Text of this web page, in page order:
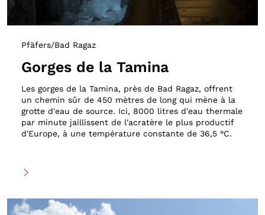
Pfäfers/Bad Ragaz
Gorges de la Tamina
Les gorges de la Tamina, près de Bad Ragaz, offrent
un chemin sûr de 450 mètres de long qui mène à la
grotte d'eau de source. Ici, 8000 litres d'eau thermale
par minute jaillissent de l'acratère le plus productif
d'Europe, à une température constante de 36,5 °C.